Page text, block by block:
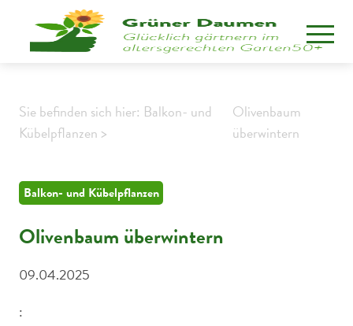
Sie befinden sich hier: Balkon- und
Kübelpflanzen >
Olivenbaum
überwintern
Balkon- und Kübelpflanzen
Olivenbaum überwintern
09.04.2025
: